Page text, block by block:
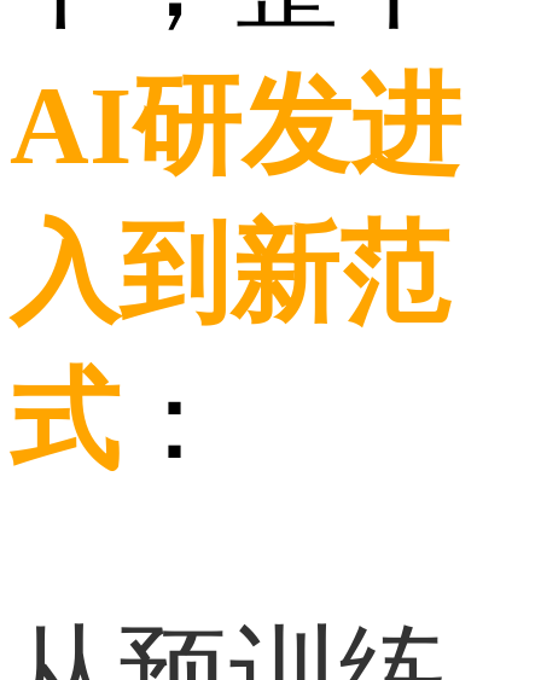
AI研发进
入到新范
式：